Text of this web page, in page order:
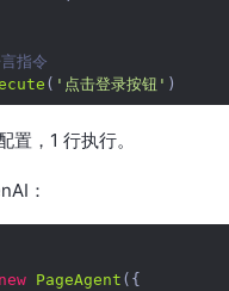
指令
( '点击登录按钮' )
，1 行执行。
：
new PageAgent ({